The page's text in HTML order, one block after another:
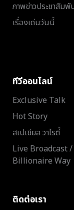
ภาพข่าวประชาสัม
เรื่องเด่นวันนี้
ทีวีออนไลน์
Exclusive Talk
Hot Story
สเปเชียล วาไรตี้
Live Broadcast
Billionaire Way
ติดต่อเรา